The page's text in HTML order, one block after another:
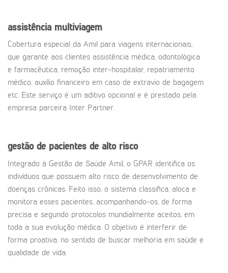
assistência multiviagem
Cobertura especial da Amil para viagens internacionais,
que garante aos clientes assistência médica, odontológica
e farmacêutica, remoção inter-hospitalar, repatriamento
médico, auxílio financeiro em caso de extravio de bagagem
etc. Este serviço é um aditivo opcional e é prestado pela
empresa parceira Inter Partner.
gestão de pacientes de alto risco
Integrado à Gestão de Saúde Amil, o GPAR identifica os
indivíduos que possuem alto risco de desenvolvimento de
doenças crônicas. Feito isso, o sistema classifica, aloca e
monitora esses pacientes, acompanhando-os, de forma
precisa e segundo protocolos mundialmente aceitos, em
toda a sua evolução médica. O objetivo é interferir de
forma proativa, no sentido de buscar melhoria em saúde e
qualidade de vida.